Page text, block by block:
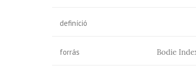
definíció
forrás Bodie